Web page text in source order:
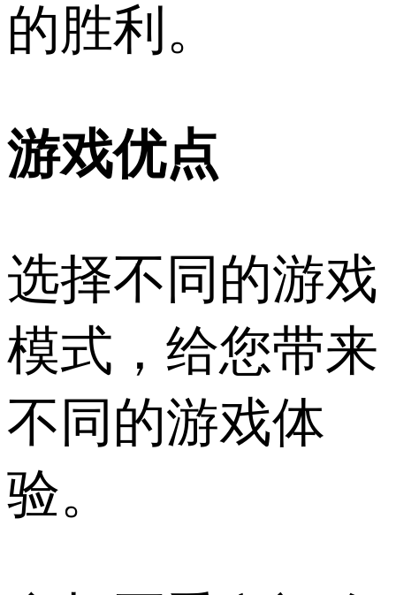
的胜利。
游戏优点
选择不同的游戏
模式，给您带来
不同的游戏体
验。